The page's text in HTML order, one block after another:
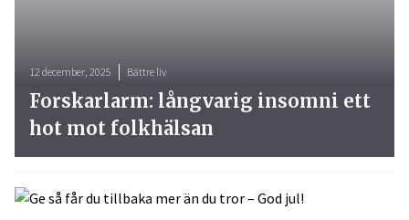
12 december, 2025 Bättre liv
Forskarlarm: långvarig insomni ett
hot mot folkhälsan